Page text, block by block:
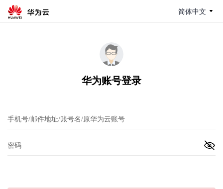
简体中文
华为账号登录